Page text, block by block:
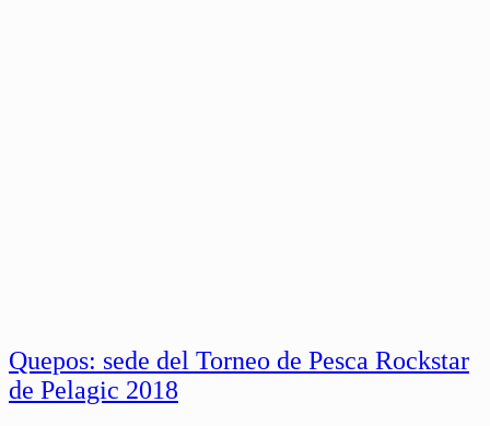
Quepos: sede del Torneo de Pesca Rockstar
de Pelagic 2018